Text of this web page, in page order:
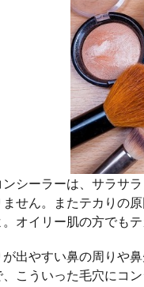
シーラーは、サラサ
ません。またテカりの
オイリー肌の方でも
出やすい鼻の周りや
こういった毛穴にコ